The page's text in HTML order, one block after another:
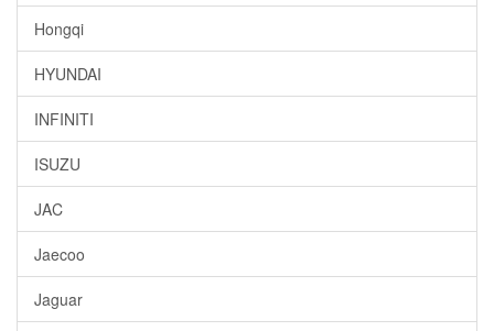
Hongqi
HYUNDAI
INFINITI
ISUZU
JAC
Jaecoo
Jaguar